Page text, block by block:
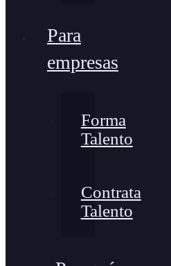
Para
empresas
Forma
Talento
Contrata
Talento